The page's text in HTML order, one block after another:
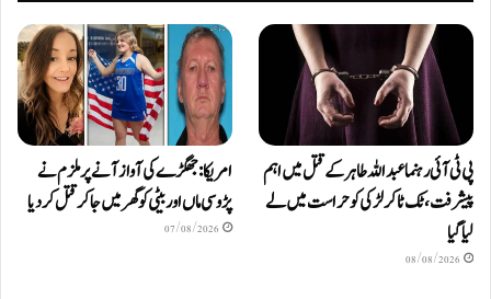
پی ٹی آئی رہنما عبداللہ طاہر کے قتل میں اہم
پیشرفت، ٹک ٹاکر لڑکی کو حراست میں لے
لیا گیا
08/08/2026
امریکا: جھگڑے کی آواز آنے پر ملزم نے
پڑوسی ماں اور بیٹی کو گھر میں جا کر قتل کر دیا
07/08/2026